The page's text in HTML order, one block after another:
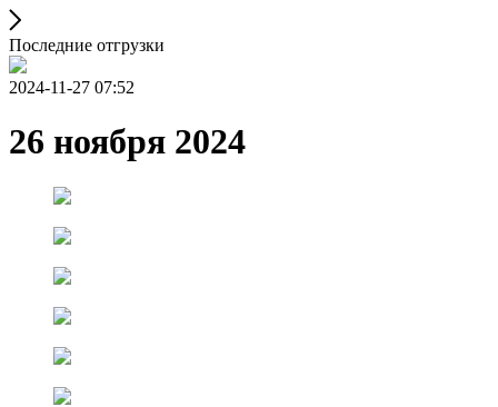
Последние отгрузки
2024-11-27 07:52
26 ноября 2024